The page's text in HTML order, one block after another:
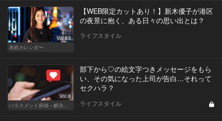
Vol.83
表紙カレンダー
【WEB限定カットあり！】新木優子が港区
の夜景に抱く、ある日々の思い出とは？
ライフスタイル
Vol.8
ハラスメント探偵～解決編～
部下から♡の絵文字つきメッセージをもら
い、その気になった上司が告白…それって
セクハラ？
ライフスタイル